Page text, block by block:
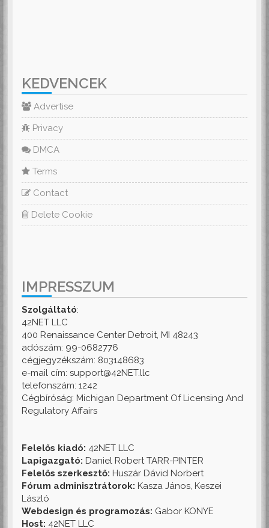
KEDVENCEK
Advertise
Privacy
DMCA
Terms
Contact
Delete Cookie
IMPRESSZUM
Szolgáltató:
42NET LLC
400 Renaissance Center Detroit, MI 48243
adószám: 99-0682776
cégjegyzékszám: 803148683
e-mail cím: support@42NET.llc
telefonszám: 1242
Cégbíróság: Michigan Department Of Licensing And
Regulatory Affairs
Felelős kiadó: 42NET LLC
Lapigazgató: Daniel Robert TARR-PINTER
Felelős szerkesztő: Huszár Dávid Norbert
Fórum adminisztrátorok: Kasza János, Keszei
László
Webdesign és programozás: Gabor KONYE
Host: 42NET LLC